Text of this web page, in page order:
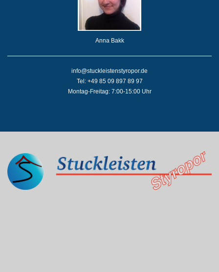
Anna Bakk
info@stuckleistenstyropor.de
Tel: +49 85 09 897 89 97
Montag-Freitag: 7:00-15:00 Uhr